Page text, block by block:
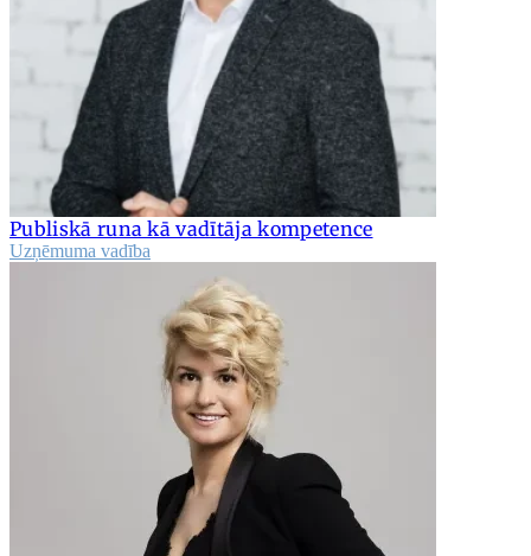
Publiskā runa kā vadītāja kompetence
Uzņēmuma vadība